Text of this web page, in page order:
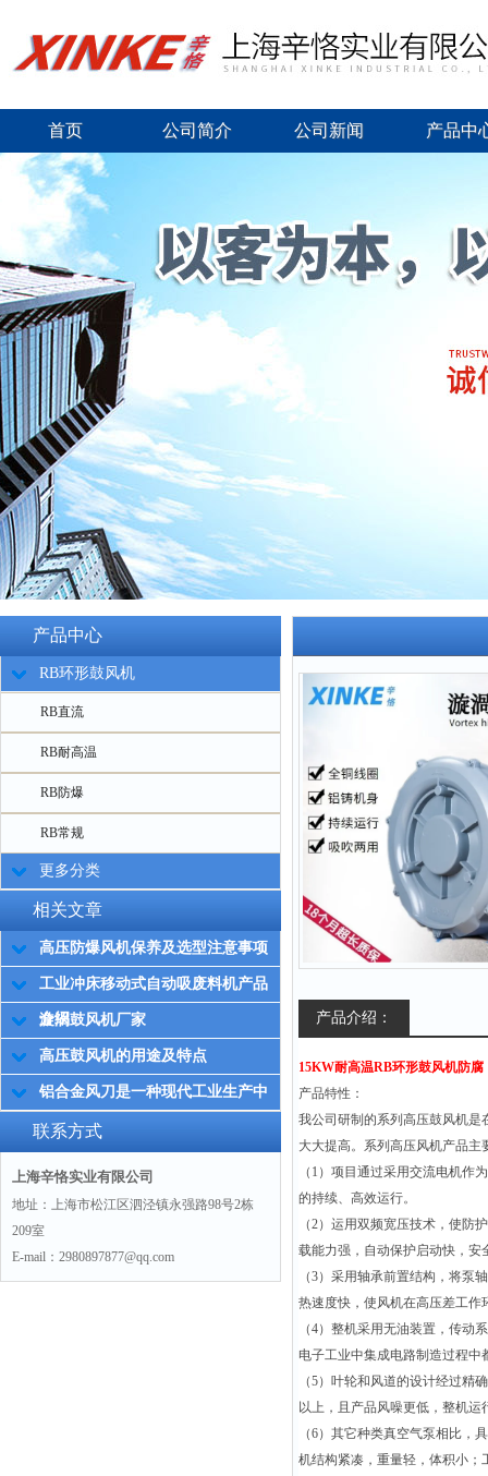
首页 公司简介 公司新闻 产品中
产品中心
RB环形鼓风机
RB直流
RB耐高温
RB防爆
RB常规
更多分类
相关文章
高压防爆风机保养及选型注意事项
工业冲床移动式自动吸废料机产品
介绍
漩涡鼓风机厂家
高压鼓风机的用途及特点
铝合金风刀是一种现代工业生产中
常用的设备
联系方式
上海辛恪实业有限公司
地址：上海市松江区泗泾镇永强路98号2栋
209室
E-mail：2980897877@qq.com
产品介绍：
15KW耐高温RB环形鼓风机防腐
产品特性：
我公司研制的系列高压鼓风机
大大提高。系列高压风机产品主
（1）项目通过采用交流电机作
的持续、高效运行。
（2）运用双频宽压技术，使防
载能力强，自动保护启动快，安
（3）采用轴承前置结构，将泵
热速度快，使风机在高压差工作
（4）整机采用无油装置，传动
电子工业中集成电路制造过程
（5）叶轮和风道的设计经过精
以上，且产品风噪更低，整机运
（6）其它种类真空气泵相比，
机结构紧凑，重量轻，体积小；